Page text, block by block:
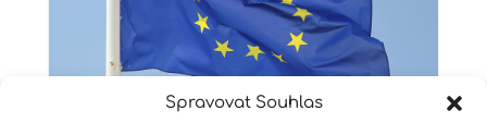
Spravovat Souhlas